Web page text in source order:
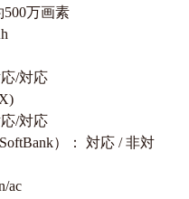
万画素
/対応
/対応
）： 対応 / 非対
ac